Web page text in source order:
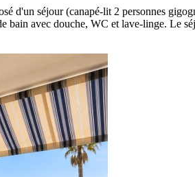
d'un séjour (canapé-lit 2 personnes
avec douche, WC et lave-linge. Le